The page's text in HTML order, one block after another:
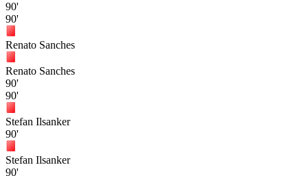
90'
90'
Renato Sanches
Renato Sanches
90'
90'
Stefan Ilsanker
90'
Stefan Ilsanker
90'